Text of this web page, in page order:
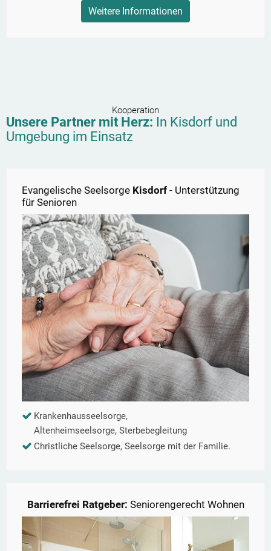
Weitere Informationen
Kooperation
Unsere Partner mit Herz: In Kisdorf und
Umgebung im Einsatz
Evangelische Seelsorge Kisdorf - Unterstützung
für Senioren
Krankenhausseelsorge,
Altenheimseelsorge, Sterbebegleitung
Christliche Seelsorge, Seelsorge mit der Familie.
Barrierefrei Ratgeber: Seniorengerecht Wohnen